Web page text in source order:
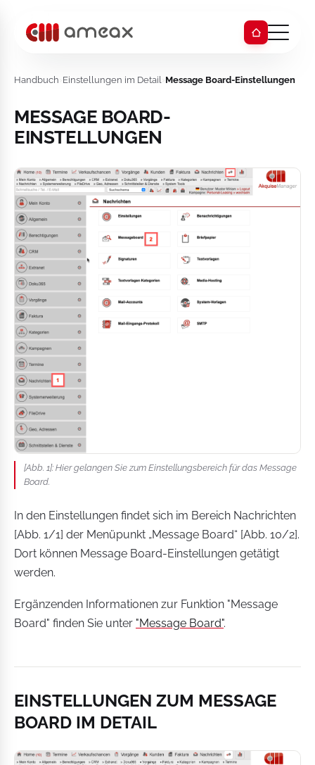
Handbuch ›Einstellungen im Detail ›Message Board-Einstellungen
MESSAGE BOARD-
EINSTELLUNGEN
[Abb. 1]: Hier gelangen Sie zum Einstellungsbereich für das Message
Board.
In den Einstellungen findet sich im Bereich Nachrichten
[Abb. 1/1] der Menüpunkt „Message Board“ [Abb. 10/2].
Dort können Message Board-Einstellungen getätigt
werden.
Ergänzenden Informationen zur Funktion "Message
Board" finden Sie unter "Message Board".
EINSTELLUNGEN ZUM MESSAGE
BOARD IM DETAIL